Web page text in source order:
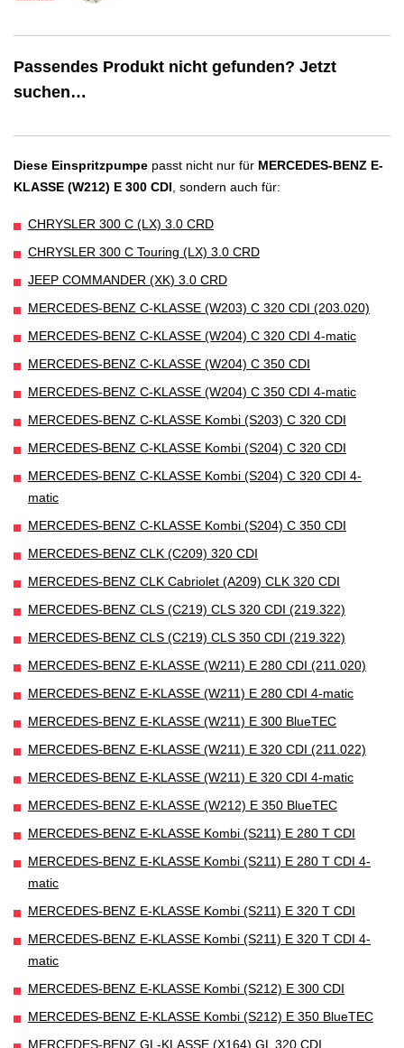
Passendes Produkt nicht gefunden? Jetzt
suchen…
Diese Einspritzpumpe passt nicht nur für MERCEDES-BENZ E-
KLASSE (W212) E 300 CDI , sondern auch für:
CHRYSLER 300 C (LX) 3.0 CRD
CHRYSLER 300 C Touring (LX) 3.0 CRD
JEEP COMMANDER (XK) 3.0 CRD
MERCEDES-BENZ C-KLASSE (W203) C 320 CDI (203.020)
MERCEDES-BENZ C-KLASSE (W204) C 320 CDI 4-matic
MERCEDES-BENZ C-KLASSE (W204) C 350 CDI
MERCEDES-BENZ C-KLASSE (W204) C 350 CDI 4-matic
MERCEDES-BENZ C-KLASSE Kombi (S203) C 320 CDI
MERCEDES-BENZ C-KLASSE Kombi (S204) C 320 CDI
MERCEDES-BENZ C-KLASSE Kombi (S204) C 320 CDI 4-
matic
MERCEDES-BENZ C-KLASSE Kombi (S204) C 350 CDI
MERCEDES-BENZ CLK (C209) 320 CDI
MERCEDES-BENZ CLK Cabriolet (A209) CLK 320 CDI
MERCEDES-BENZ CLS (C219) CLS 320 CDI (219.322)
MERCEDES-BENZ CLS (C219) CLS 350 CDI (219.322)
MERCEDES-BENZ E-KLASSE (W211) E 280 CDI (211.020)
MERCEDES-BENZ E-KLASSE (W211) E 280 CDI 4-matic
MERCEDES-BENZ E-KLASSE (W211) E 300 BlueTEC
MERCEDES-BENZ E-KLASSE (W211) E 320 CDI (211.022)
MERCEDES-BENZ E-KLASSE (W211) E 320 CDI 4-matic
MERCEDES-BENZ E-KLASSE (W212) E 350 BlueTEC
MERCEDES-BENZ E-KLASSE Kombi (S211) E 280 T CDI
MERCEDES-BENZ E-KLASSE Kombi (S211) E 280 T CDI 4-
matic
MERCEDES-BENZ E-KLASSE Kombi (S211) E 320 T CDI
MERCEDES-BENZ E-KLASSE Kombi (S211) E 320 T CDI 4-
matic
MERCEDES-BENZ E-KLASSE Kombi (S212) E 300 CDI
MERCEDES-BENZ E-KLASSE Kombi (S212) E 350 BlueTEC
MERCEDES-BENZ GL-KLASSE (X164) GL 320 CDI